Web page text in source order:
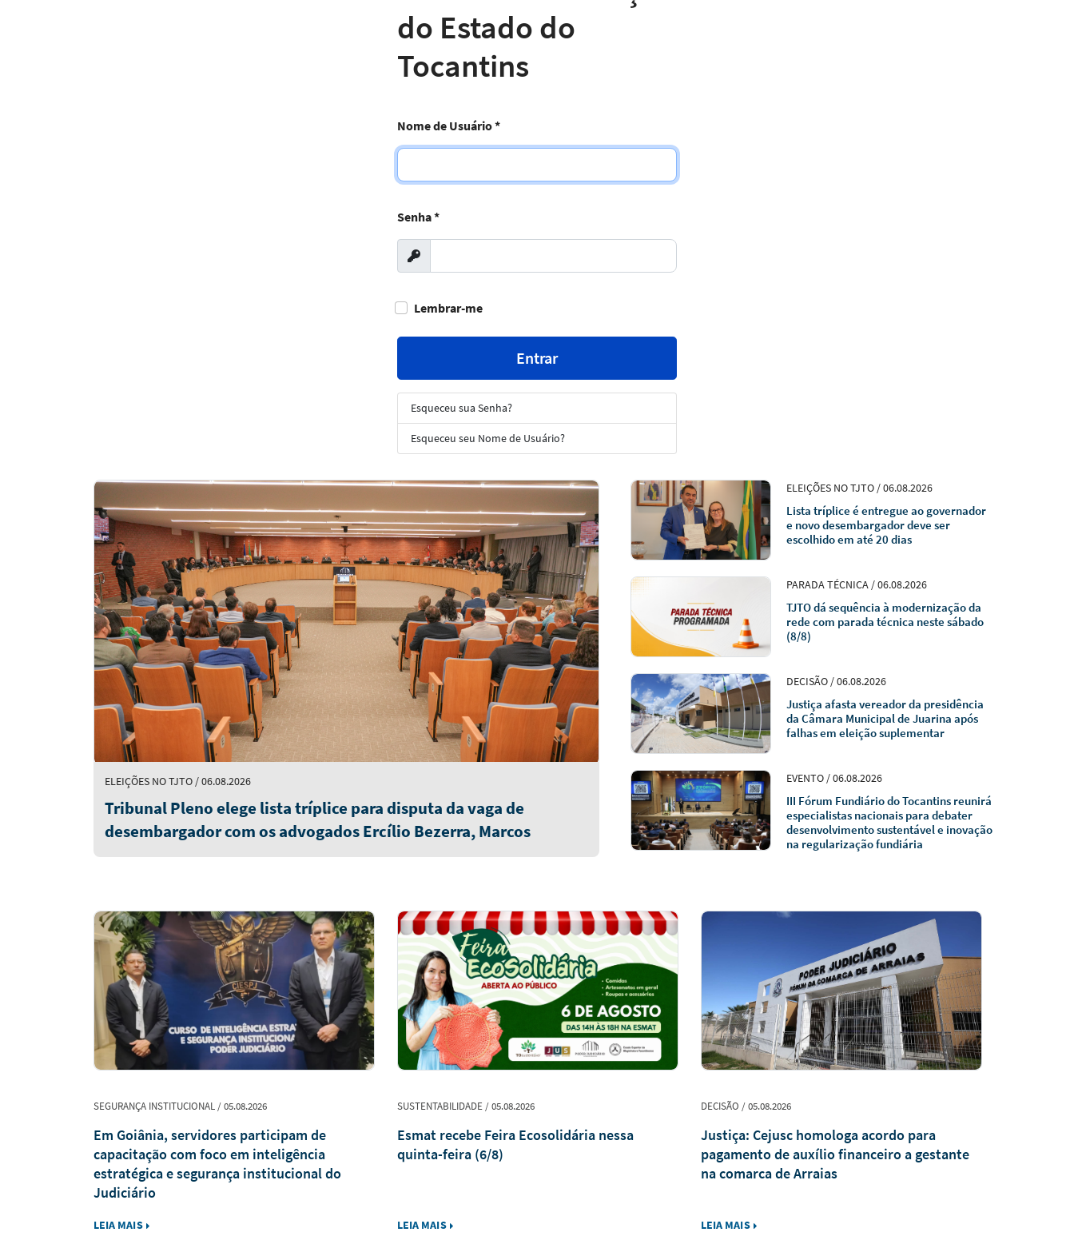
do Estado do
Tocantins
Nome de Usuário*
Senha*
Exibir
Lembrar-me
Entrar
Esqueceu sua Senha?
Esqueceu seu Nome de Usuário?
Notícias
em
Destaque
ELEIÇÕES NO TJTO / 06.08.2026
Tribunal Pleno elege lista tríplice para disputa da vaga de
desembargador com os advogados Ercílio Bezerra, Marcos
Antônio e Guilherme Trindade
ELEIÇÕES NO TJTO / 06.08.2026
Lista tríplice é entregue ao governador
e novo desembargador deve ser
escolhido em até 20 dias
PARADA TÉCNICA / 06.08.2026
TJTO dá sequência à modernização da
rede com parada técnica neste sábado
(8/8)
DECISÃO / 06.08.2026
Justiça afasta vereador da presidência
da Câmara Municipal de Juarina após
falhas em eleição suplementar
EVENTO / 06.08.2026
III Fórum Fundiário do Tocantins reunirá
especialistas nacionais para debater
desenvolvimento sustentável e inovação
na regularização fundiária
SEGURANÇA INSTITUCIONAL / 05.08.2026
Em Goiânia, servidores participam de
capacitação com foco em inteligência
estratégica e segurança institucional do
Judiciário
LEIA MAIS
SUSTENTABILIDADE / 05.08.2026
Esmat recebe Feira Ecosolidária nessa
quinta-feira (6/8)
LEIA MAIS
DECISÃO / 05.08.2026
Justiça: Cejusc homologa acordo para
pagamento de auxílio financeiro a gestante
na comarca de Arraias
LEIA MAIS